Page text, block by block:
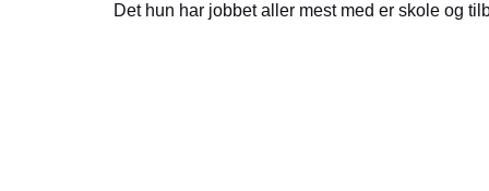
Det hun har jobbet aller mest med er skole og